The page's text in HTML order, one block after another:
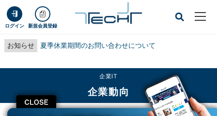
ログイン 新規会員登録
お知らせ 夏季休業期間のお問い合わせについて
CLOSE
企業IT
企業動向